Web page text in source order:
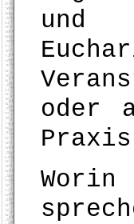
und
oder